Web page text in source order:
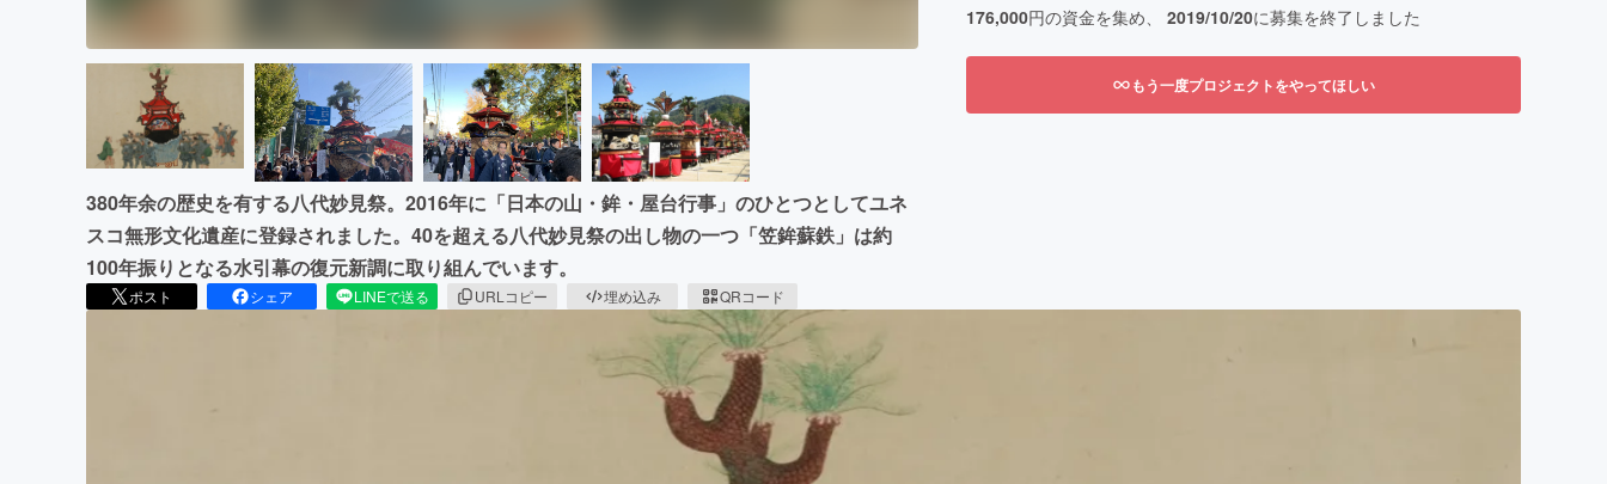
380年余の歴史を有する八代妙見祭。2016年に「日本の山・鉾・屋台行事」のひとつとしてユネ
スコ無形文化遺産に登録されました。40を超える八代妙見祭の出し物の一つ「笠鉾蘇鉄」は約
100年振りとなる水引幕の復元新調に取り組んでいます。
ポスト シェア LINEで送る URLコピー 埋め込み QRコード
176,000円の資金を集め、 2019/10/20に募集を終了しました
もう一度プロジェクトをやってほしい